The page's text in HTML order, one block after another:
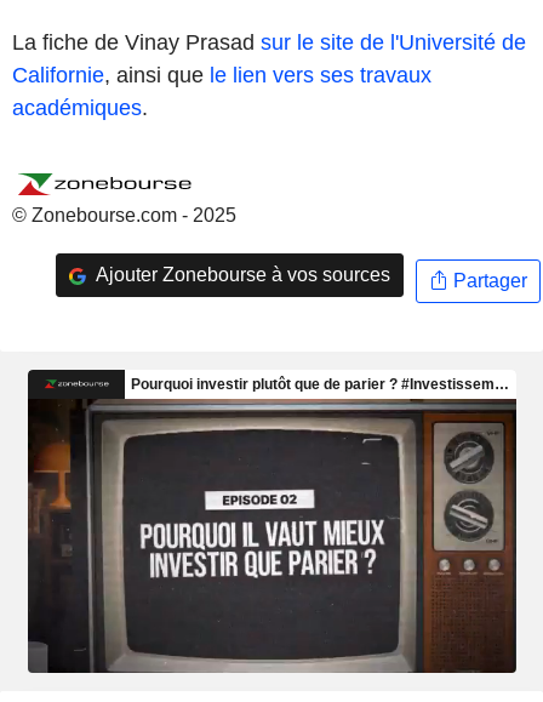
La fiche de Vinay Prasad sur le site de l'Université de
Californie, ainsi que le lien vers ses travaux
académiques.
© Zonebourse.com - 2025
Ajouter Zonebourse à vos sources Partager